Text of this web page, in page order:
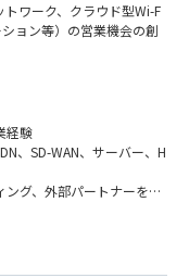
ワーク、クラウド型Wi-F
ョン等）の営業機会の創
チームと連携したアカウ
提案
ングプランの立案・実施
経験
、SD-WAN、サーバー、H
グ、外部パートナーを含
リーダーシップ
要件定義の実務経験